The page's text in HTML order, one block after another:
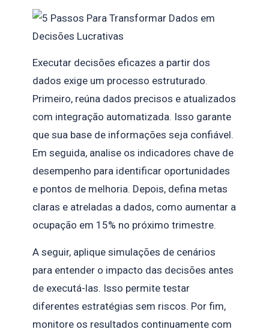
Executar decisões eficazes a partir dos
dados exige um processo estruturado.
Primeiro, reúna dados precisos e atualizados
com integração automatizada. Isso garante
que sua base de informações seja confiável.
Em seguida, analise os indicadores chave de
desempenho para identificar oportunidades
e pontos de melhoria. Depois, defina metas
claras e atreladas a dados, como aumentar a
ocupação em 15% no próximo trimestre.
A seguir, aplique simulações de cenários
para entender o impacto das decisões antes
de executá-las. Isso permite testar
diferentes estratégias sem riscos. Por fim,
monitore os resultados continuamente com